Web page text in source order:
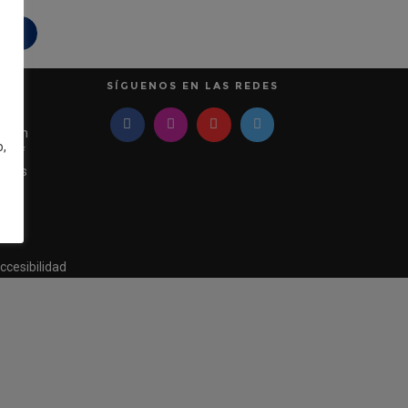
of
SÍGUENOS EN LAS REDES